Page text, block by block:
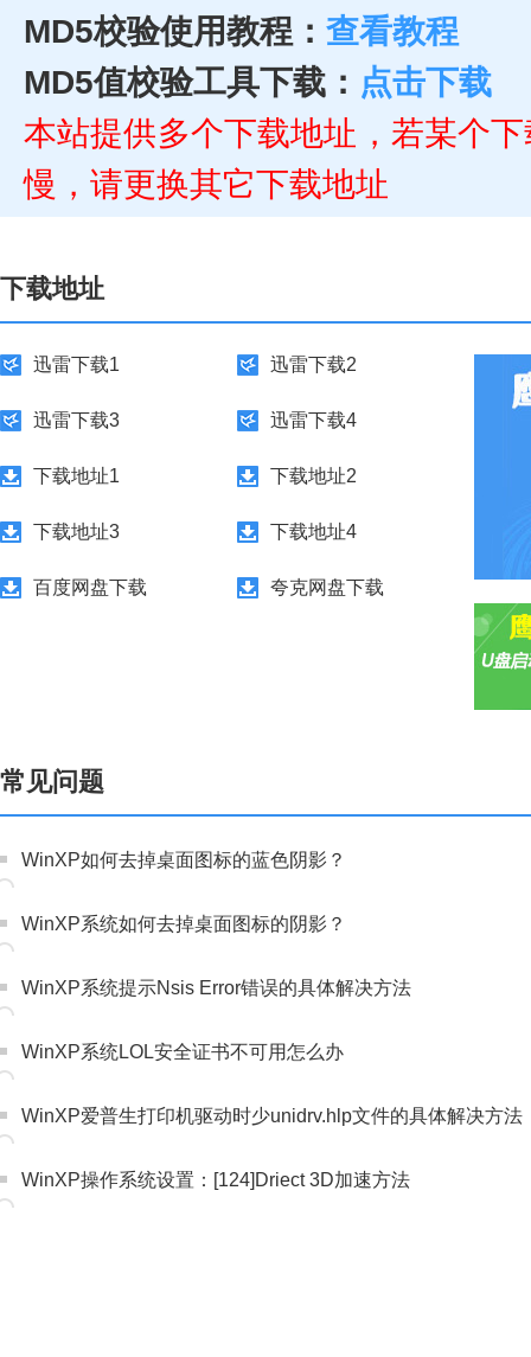
MD5校验使用教程： 查看教程
MD5值校验工具下载： 点击下载
本站提供多个下载地址，若某个
慢，请更换其它下载地址
下载地址
迅雷下载1 迅雷下载2
迅雷下载3 迅雷下载4
下载地址1 下载地址2
下载地址3 下载地址4
百度网盘下载 夸克网盘下载
常见问题
WinXP如何去掉桌面图标的蓝色阴影？
WinXP系统如何去掉桌面图标的阴影？
WinXP系统提示Nsis Error错误的具体解决方法
WinXP系统LOL安全证书不可用怎么办
WinXP爱普生打印机驱动时少unidrv.hlp文件的具体解决方法
WinXP操作系统设置：[124]Driect 3D加速方法